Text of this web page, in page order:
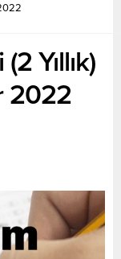
Yıllık)
2022